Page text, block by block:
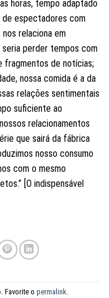
horas, tempo adaptado
de espectadores com
relaciona em
perder tempos com
fragmentos de notícias;
nossa comida é a da
relações sentimentais
suficiente ao
relacionamentos
que sairá da fábrica
nosso consumo
com o mesmo
[O indispensável
. Favorite o permalink.